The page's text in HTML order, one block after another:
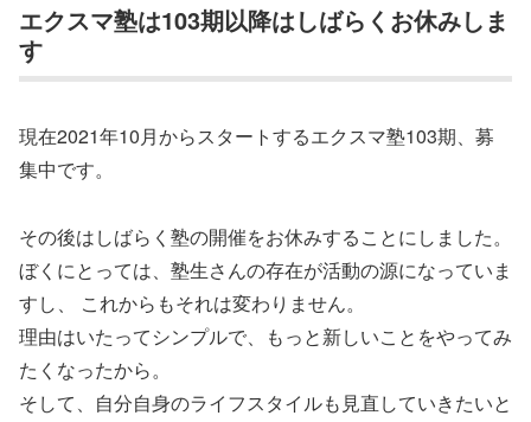
エクスマ塾は103期以降はしばらくお休みしま
す
現在2021年10月からスタートするエクスマ塾103期、募
集中です。
その後はしばらく塾の開催をお休みすることにしました。
ぼくにとっては、塾生さんの存在が活動の源になっていま
すし、
これからもそれは変わりません。
理由はいたってシンプルで、もっと新しいことをやってみ
たくなったから。
そして、自分自身のライフスタイルも見直していきたいと